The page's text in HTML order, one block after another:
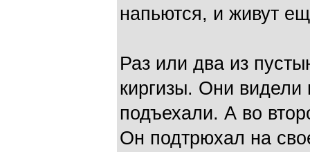
напьются, и живут
Раз или два из
киргизы. Они
подъехали. А во
Он подтрюхал на